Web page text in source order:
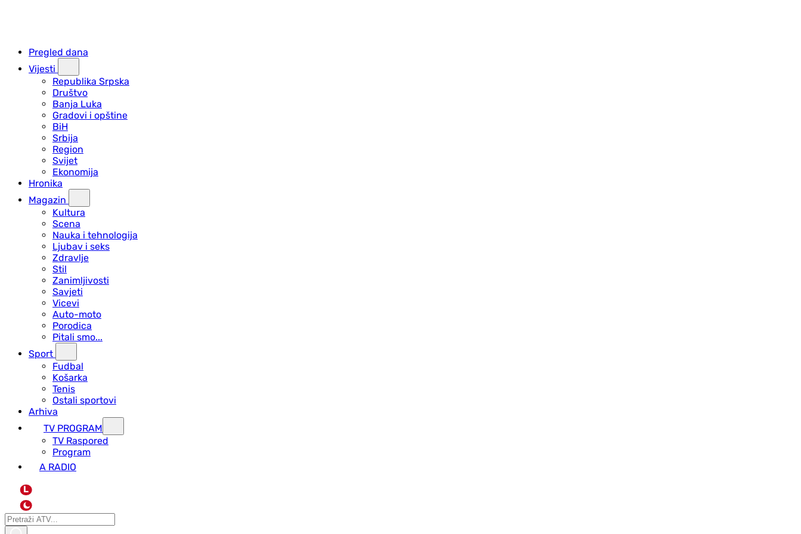
Pregled dana
Vijesti
Republika Srpska
Društvo
Banja Luka
Gradovi i opštine
BiH
Srbija
Region
Svijet
Ekonomija
Hronika
Magazin
Kultura
Scena
Nauka i tehnologija
Ljubav i seks
Zdravlje
Stil
Zanimljivosti
Savjeti
Vicevi
Auto-moto
Porodica
Pitali smo...
Sport
Fudbal
Košarka
Tenis
Ostali sportovi
Arhiva
TV PROGRAM
ТV Raspored
Program
A RADIO
L